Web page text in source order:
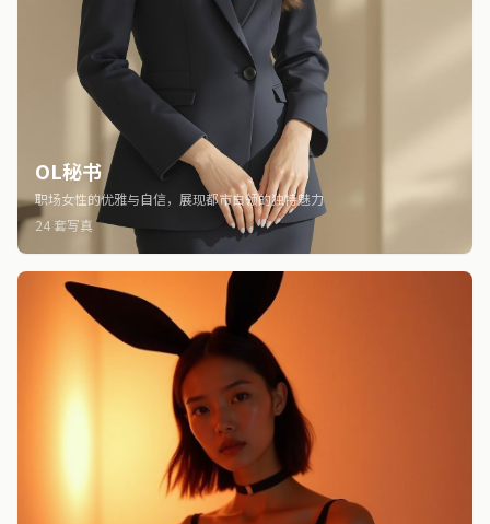
OL秘书
职场女性的优雅与自信，展现都市白领的独特魅力
24 套写真